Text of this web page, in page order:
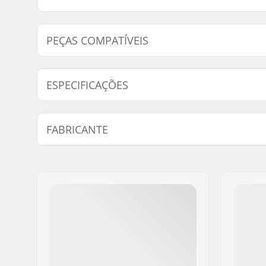
PEÇAS COMPATÍVEIS
Encontre produtos compativeis com K2 Calço De
ESPECIFICAÇÕES
Eixo: Não
FABRICANTE